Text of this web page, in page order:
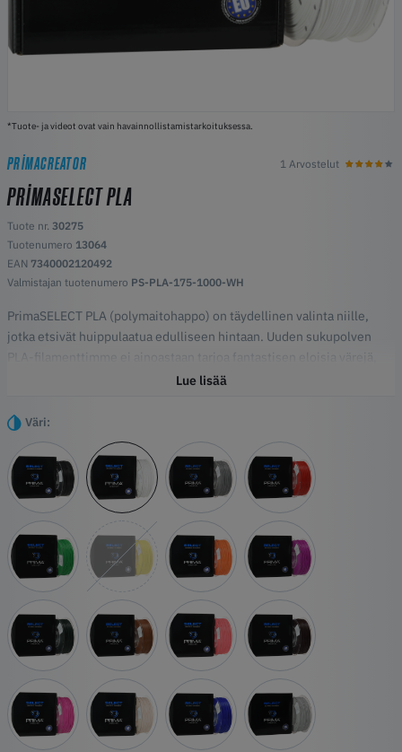
*Tuote- ja videot ovat vain havainnollistamistarkoituksessa.
PRIMACREATOR 1 Arvostelut
PRIMASELECT PLA
Tuote nr. 30275
Tuotenumero 13064
EAN 7340002120492
Valmistajan tuotenumero PS-PLA-175-1000-WH
PrimaSELECT PLA (polymaitohappo) on täydellinen valinta niille,
jotka etsivät huippulaatua edulliseen hintaan. Uuden sukupolven
PLA-filamenttimme ei ainoastaan tarjoa fantastisen eloisia värejä,
vaan on myös ympäristöystävällisempi vaihtoehto, joten se on
Kohokohdat
Helppo tulostaa
Suhteellisen vahva
Yhteensopiva kaikkien tulostimien kanssa
Ei myrkyllisiä höyryjä
Saatavana monissa eri elinvoimaisissa väreissä ja erilaisina
efekteinä.
Lue lisää
Väri: